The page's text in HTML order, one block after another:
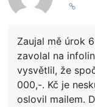
Zaujal mě úrok
zavolal na
vysvětlil, že
000,-. Kč je
oslovil mailem.